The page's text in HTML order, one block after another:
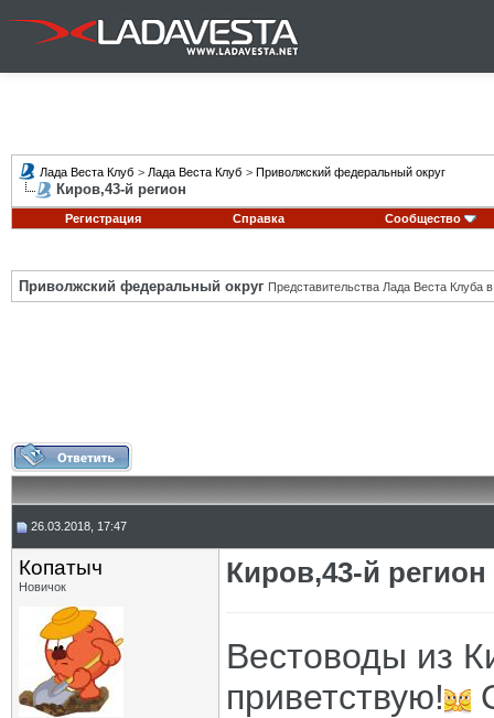
Лада Веста Клуб > Лада Веста Клуб > Приволжский федеральный округ
Киров,43-й регион
Регистрация Справка Сообщество
Приволжский федеральный округ Представительства Лада Веста Клуба
26.03.2018, 17:47
Копатыч
Новичок Киров,43-й регион
Вестоводы из
приветствую!